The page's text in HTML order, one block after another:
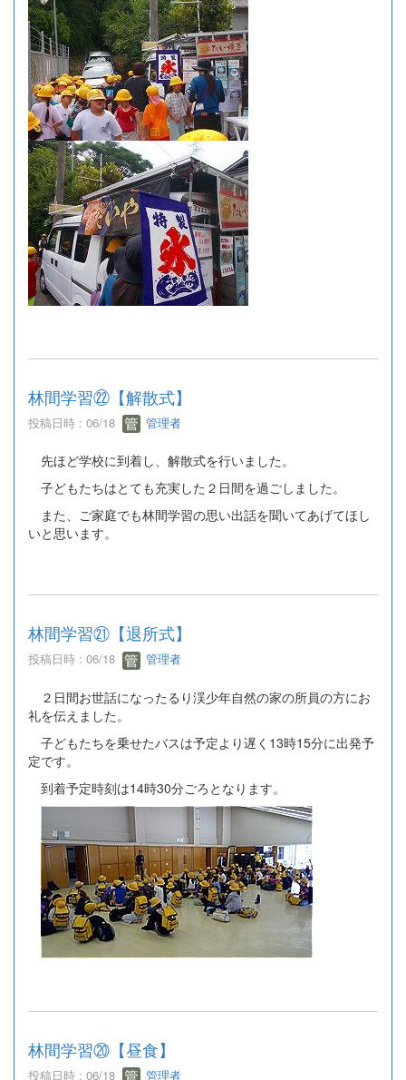
林間学習㉒【解散式】
投稿日時 : 06/18 管理者
先ほど学校に到着し、解散式を行いました。
子どもたちはとても充実した２日間を過ごしました。
また、ご家庭でも林間学習の思い出話を聞いてあげてほし
いと思います。
林間学習㉑【退所式】
投稿日時 : 06/18 管理者
２日間お世話になったるり渓少年自然の家の所員の方にお
礼を伝えました。
子どもたちを乗せたバスは予定より遅く13時15分に出発予
定です。
到着予定時刻は14時30分ごろとなります。
林間学習⑳【昼食】
投稿日時 : 06/18 管理者